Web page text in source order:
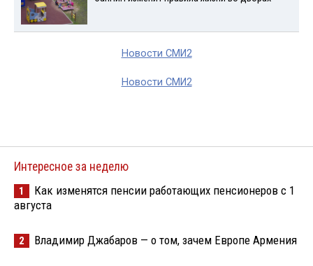
Новости СМИ2
Новости СМИ2
Интересное за неделю
1
Как изменятся пенсии работающих пенсионеров с 1
августа
2 Владимир Джабаров — о том, зачем Европе Армения